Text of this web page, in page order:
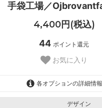
手袋工場／
4,400円(税込)
44 ポイント還元
お気に入り
各オプションの詳細情報
デザイン